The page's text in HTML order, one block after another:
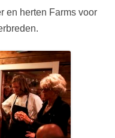
en herten Farms voor